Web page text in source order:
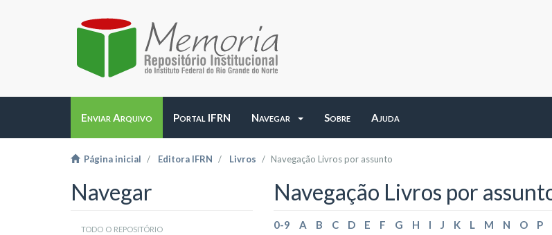
Enviar Arquivo Portal IFRN Navegar Sobre Ajuda
Página inicial Editora IFRN Livros Navegação Livros por assunto
Navegar
todo o repositório
Navegação Livros por
0-9 A B C D E F G H I J K L M N O P